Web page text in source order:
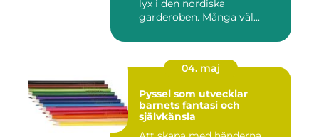
lyx i den nordiska
garderoben. Många väl...
04. maj
Pyssel som utvecklar
barnets fantasi och
självkänsla